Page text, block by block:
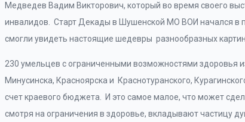
Медведев Вадим Викторович, который во время своего
инвалидов. Старт Декады в Шушенской МО ВОИ начался в
смогли увидеть настоящие шедевры разнообразных
230 умельцев с ограниченными возможностями здоровья
Минусинска, Красноярска и Краснотуранского,
счет краевого бюджета. И это самое малое, что может
смотря на ограничения в здоровье, вкладывают частицу